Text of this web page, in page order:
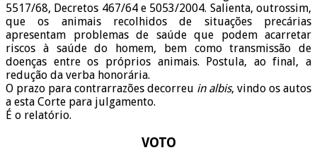
5517/68, Decretos 467/64 e 5053/2004. Salienta, outrossim,
que os animais recolhidos de situações precárias
apresentam problemas de saúde que podem acarretar
riscos à saúde do homem, bem como transmissão de
doenças entre os próprios animais. Postula, ao final, a
redução da verba honorária.
O prazo para contrarrazões decorreu in albis, vindo os autos
a esta Corte para julgamento.
É o relatório.
VOTO